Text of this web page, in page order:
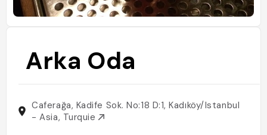
Arka Oda
Caferağa, Kadife Sok. No:18 D:1, Kadıköy/Istanbul
- Asia, Turquie